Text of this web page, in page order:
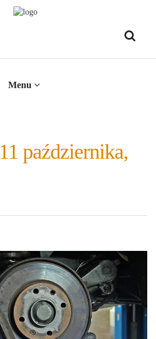
Menu
11 października,